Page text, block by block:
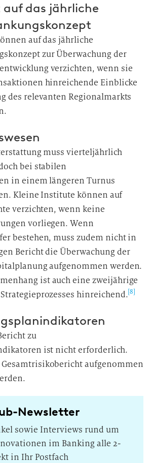
auf das jährliche
auf das jährliche
zur Überwachung der
verzichten, wenn sie
hinreichende Einblicke
des relevanten Regionalmarkts
muss vierteljährlich
bei stabilen
in einem längeren Turnus
Kleine Institute können auf
verzichten, wenn keine
vorliegen. Wenn
bestehen, muss zudem nicht in
Bericht die Überwachung der
aufgenommen werden.
ist auch eine zweijährige
hinreichend.[8]
zu
ist nicht erforderlich.
aufgenommen
Newsletter
sowie Interviews rund um
im Banking alle 2-
in Ihr Postfach